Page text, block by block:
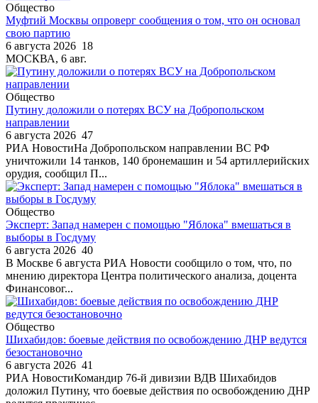
Общество
Муфтий Москвы опроверг сообщения о том, что он основал
свою партию
6 августа 2026 18
МОСКВА, 6 авг.
Общество
Путину доложили о потерях ВСУ на Добропольском
направлении
6 августа 2026 47
РИА НовостиНа Добропольском направлении ВС РФ
уничтожили 14 танков, 140 бронемашин и 54 артиллерийских
орудия, сообщил П...
Общество
Эксперт: Запад намерен с помощью "Яблока" вмешаться в
выборы в Госдуму
6 августа 2026 40
В Москве 6 августа РИА Новости сообщило о том, что, по
мнению директора Центра политического анализа, доцента
Финансовог...
Общество
Шихабидов: боевые действия по освобождению ДНР ведутся
безостановочно
6 августа 2026 41
РИА НовостиКомандир 76-й дивизии ВДВ Шихабидов
доложил Путину, что боевые действия по освобождению ДНР